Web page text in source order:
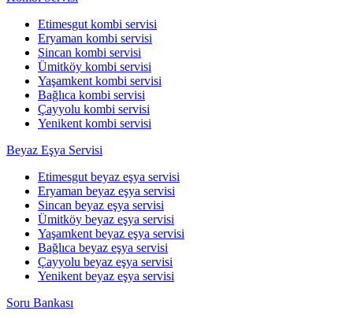
Etimesgut kombi servisi
Eryaman kombi servisi
Sincan kombi servisi
Ümitköy kombi servisi
Yaşamkent kombi servisi
Bağlıca kombi servisi
Çayyolu kombi servisi
Yenikent kombi servisi
Beyaz Eşya Servisi
Etimesgut beyaz eşya servisi
Eryaman beyaz eşya servisi
Sincan beyaz eşya servisi
Ümitköy beyaz eşya servisi
Yaşamkent beyaz eşya servisi
Bağlıca beyaz eşya servisi
Çayyolu beyaz eşya servisi
Yenikent beyaz eşya servisi
Soru Bankası